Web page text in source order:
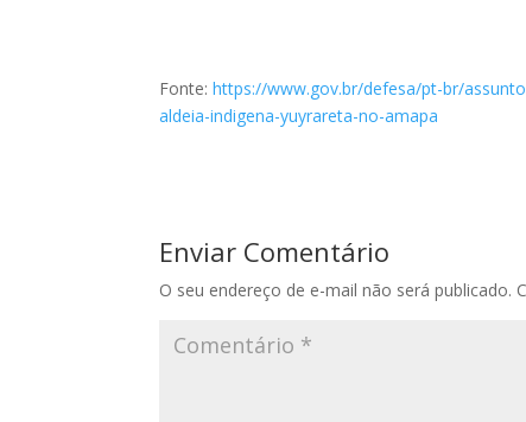
Fonte:https://www.gov.br/defesa/pt-br/
aldeia-indigena-yuyrareta-no-amapa
Enviar Comentário
O seu endereço de e-mail não será publicado.